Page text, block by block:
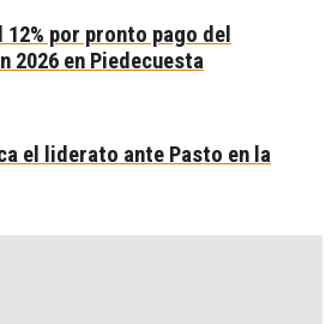
12% por pronto pago del
2026 en Piedecuesta
el liderato ante Pasto en la